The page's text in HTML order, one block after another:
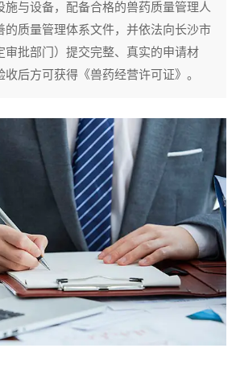
施与设备，配备合格的兽药质量管理人
的质量管理体系文件，并依法向长沙市
审批部门）提交完整、真实的申请材
后方可获得《兽药经营许可证》。